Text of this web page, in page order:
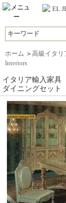
ホーム ＞ 高級イタリ
Interiors
イタリア輸入家具
ダイニングセット